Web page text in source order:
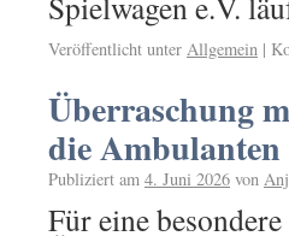
Veröffentlicht unter Allgemein |
Überraschung
die
Publiziert am 4. Juni 2026 von
Für eine